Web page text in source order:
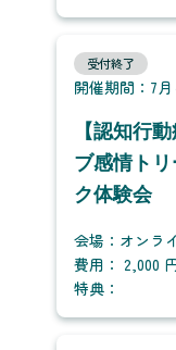
受付終了
開催期間：7
【認知行
ブ感情ト
ク体験会
会場：オンラ
費用： 2,000
特典：